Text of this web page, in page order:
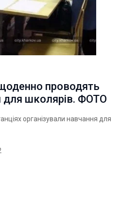
проводять
для школярів. ФОТО
організували навчання для